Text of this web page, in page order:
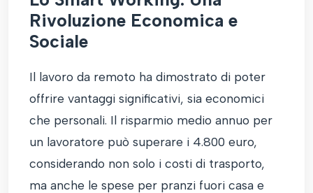
Rivoluzione Economica e
Sociale
Il lavoro da remoto ha dimostrato di poter
offrire vantaggi significativi, sia economici
che personali. Il risparmio medio annuo per
un lavoratore può superare i 4.800 euro,
considerando non solo i costi di trasporto,
ma anche le spese per pranzi fuori casa e